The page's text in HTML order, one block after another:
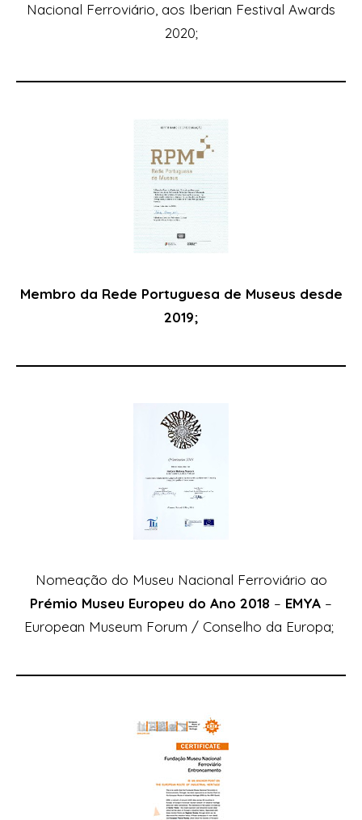
Nacional Ferroviário, aos Iberian Festival Awards
2020;
Membro da Rede Portuguesa de Museus desde
2019;
Nomeação do Museu Nacional Ferroviário ao
Prémio Museu Europeu do Ano 2018 – EMYA –
European Museum Forum / Conselho da Europa;